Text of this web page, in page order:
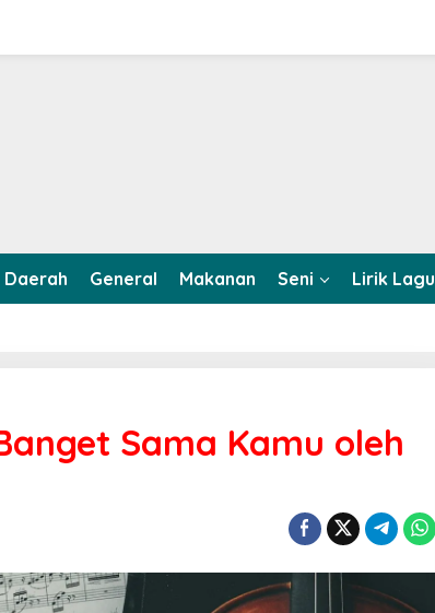
Daerah General Makanan Seni Lirik Lagu
Sama Kamu oleh